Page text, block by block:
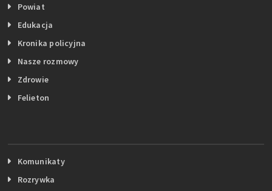
Powiat
Edukacja
Kronika policyjna
Nasze rozmowy
Zdrowie
Felieton
Komunikaty
Rozrywka